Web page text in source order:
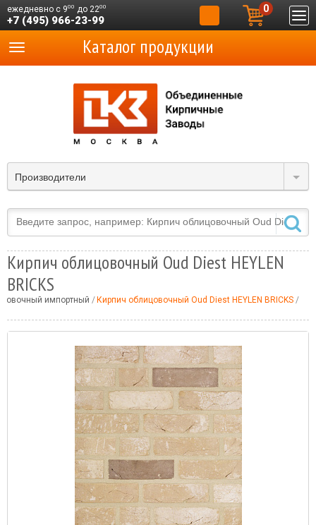
ежедневно с 900 до 2200
+7 (495) 966-23-99
0
Производители
Каталог продукции
Кирпич облицовочный Oud Diest HEYLEN
BRICKS
импортный Кирпич облицовочный Oud Diest HEYLEN BRICKS